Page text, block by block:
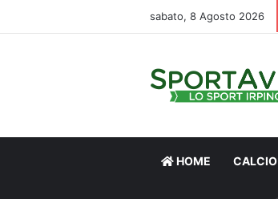
sabato, 8 Agosto 2026
HOME CALCIO